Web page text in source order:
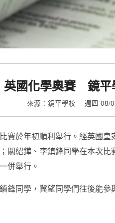
英國化學奧賽 鏡平
來源：鏡平學校 週四 08/
賽於年初順利舉行。經英國
關紹鏵、李鎮鋒同學在本次
併舉行。
鋒同學，冀望同學們往後能參